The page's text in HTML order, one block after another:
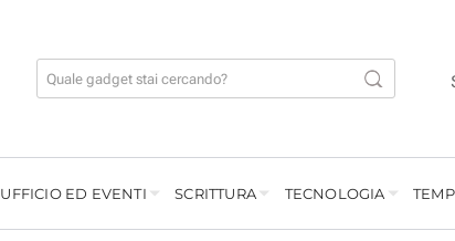
UFFICIO ED EVENTI SCRITTURA TECNOLOGIA